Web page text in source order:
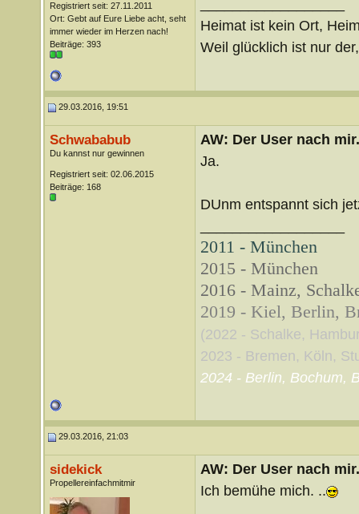
Registriert seit: 27.11.2011
Ort: Gebt auf Eure Liebe acht, seht
immer wieder im Herzen nach!
Beiträge: 393
Heimat ist kein Ort,
Weil glücklich ist nur
29.03.2016, 19:51
Schwababub
Du kannst nur gewinnen
Registriert seit: 02.06.2015
Beiträge: 168
AW: Der User nach
Ja.
DUnm entspannt sich
2011 - München
2015 - München
2016 - Mainz,
2019 - Kiel, Berlin,
(2022 - Schalke,
2023 - Bremen, Köln,
2024 - Berlin, Bochum,
29.03.2016, 21:03
sidekick
Propellereinfachmitmir
AW: Der User nach
Ich bemühe mich. ..